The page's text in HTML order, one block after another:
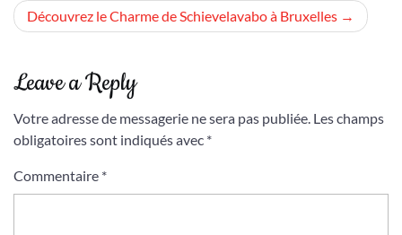
l’article
Découvrez le Charme de Schievelavabo à Bruxelles
Leave a Reply
Votre adresse de messagerie ne sera pas publiée. Les champs
obligatoires sont indiqués avec *
Commentaire *